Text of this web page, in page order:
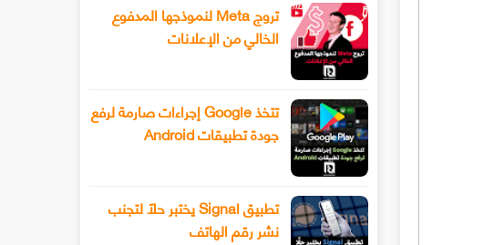
تروج Meta لنموذجها المدفوع
الخالي من الإعلانات
تتخذ Google إجراءات صارمة لرفع
جودة تطبيقات Android
تطبيق Signal يختبر حلًا لتجنب
نشر رقم الهاتف